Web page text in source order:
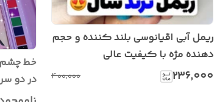
ریمل آبی اقیانوسی بلند کننده و حجم
دهنده مژه با کیفیت عالی
۲۳۶٬۰۰۰ ۴۰۰٬۰۰۰
در دو